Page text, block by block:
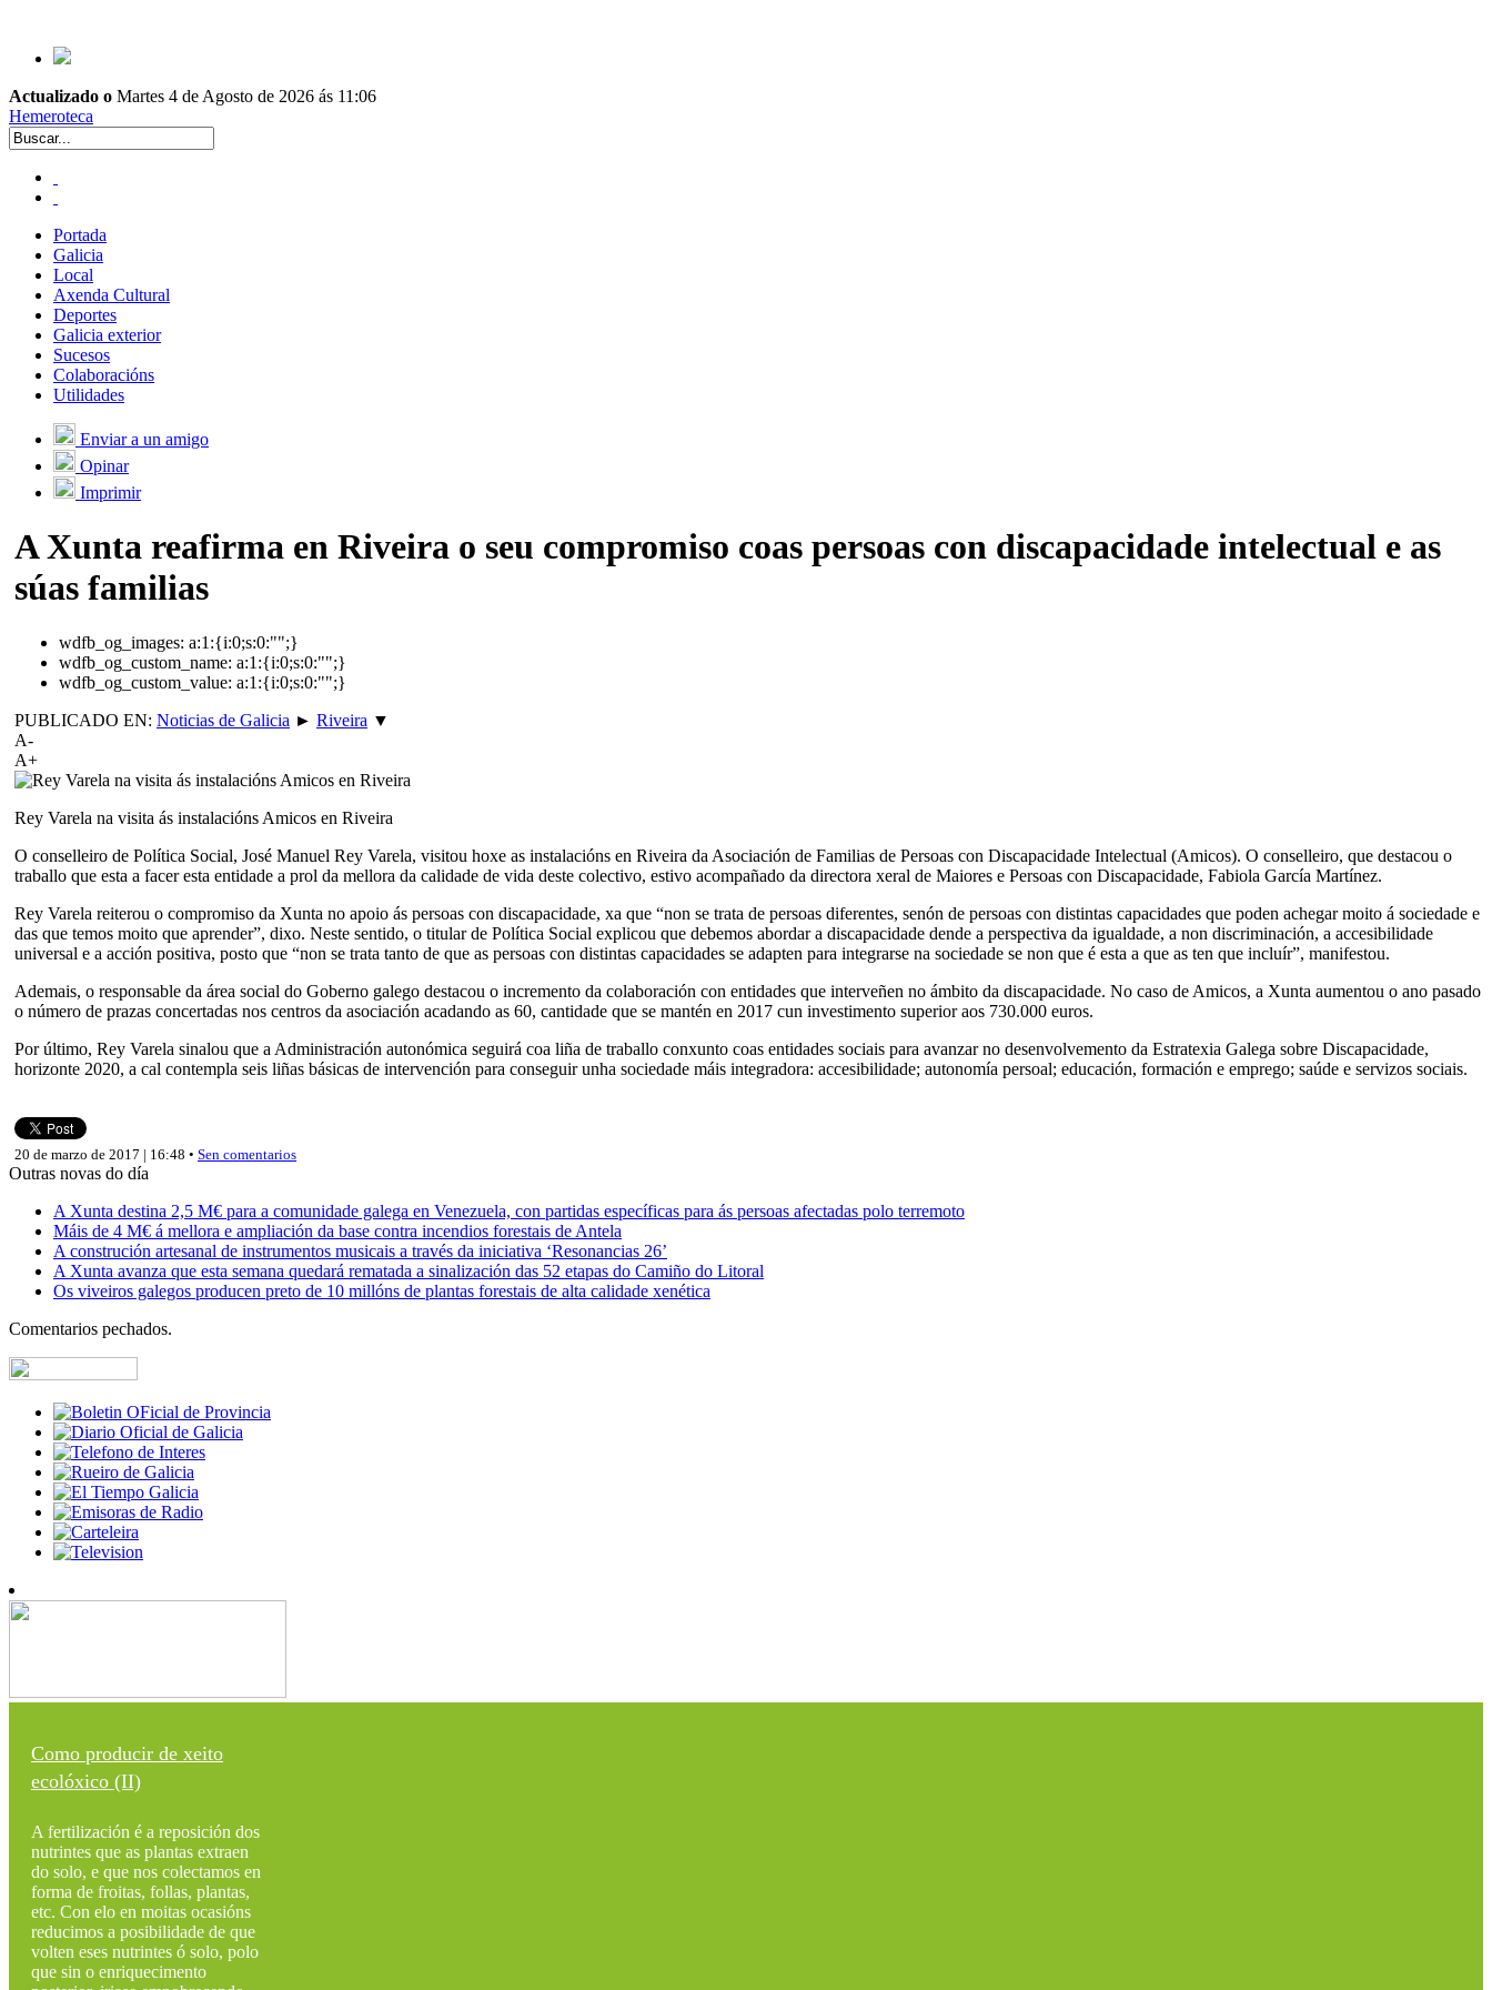
Actualizado o Martes 4 de Agosto de 2026 ás 11:06
Hemeroteca
Portada
Galicia
Local
Axenda Cultural
Deportes
Galicia exterior
Sucesos
Colaboracións
Utilidades
Enviar a un amigo
Opinar
Imprimir
A Xunta reafirma en Riveira o seu compromiso coas persoas con discapacidade intelectual e as
súas familias
wdfb_og_images: a:1:{i:0;s:0:"";}
wdfb_og_custom_name: a:1:{i:0;s:0:"";}
wdfb_og_custom_value: a:1:{i:0;s:0:"";}
PUBLICADO EN: Noticias de Galicia ► Riveira ▼
A-
A+
Rey Varela na visita ás instalacións Amicos en Riveira
O conselleiro de Política Social, José Manuel Rey Varela, visitou hoxe as instalacións en Riveira da Asociación de Familias de Persoas con Discapacidade Intelectual (Amicos). O conselleiro, que destacou o
traballo que esta a facer esta entidade a prol da mellora da calidade de vida deste colectivo, estivo acompañado da directora xeral de Maiores e Persoas con Discapacidade, Fabiola García Martínez.
Rey Varela reiterou o compromiso da Xunta no apoio ás persoas con discapacidade, xa que “non se trata de persoas diferentes, senón de persoas con distintas capacidades que poden achegar moito á sociedade e
das que temos moito que aprender”, dixo. Neste sentido, o titular de Política Social explicou que debemos abordar a discapacidade dende a perspectiva da igualdade, a non discriminación, a accesibilidade
universal e a acción positiva, posto que “non se trata tanto de que as persoas con distintas capacidades se adapten para integrarse na sociedade se non que é esta a que as ten que incluír”, manifestou.
Ademais, o responsable da área social do Goberno galego destacou o incremento da colaboración con entidades que interveñen no ámbito da discapacidade. No caso de Amicos, a Xunta aumentou o ano pasado
o número de prazas concertadas nos centros da asociación acadando as 60, cantidade que se mantén en 2017 cun investimento superior aos 730.000 euros.
Por último, Rey Varela sinalou que a Administración autonómica seguirá coa liña de traballo conxunto coas entidades sociais para avanzar no desenvolvemento da Estratexia Galega sobre Discapacidade,
horizonte 2020, a cal contempla seis liñas básicas de intervención para conseguir unha sociedade máis integradora: accesibilidade; autonomía persoal; educación, formación e emprego; saúde e servizos sociais.
20 de marzo de 2017 | 16:48 • Sen comentarios
Outras novas do día
A Xunta destina 2,5 M€ para a comunidade galega en Venezuela, con partidas específicas para ás persoas afectadas polo terremoto
Máis de 4 M€ á mellora e ampliación da base contra incendios forestais de Antela
A construción artesanal de instrumentos musicais a través da iniciativa ‘Resonancias 26’
A Xunta avanza que esta semana quedará rematada a sinalización das 52 etapas do Camiño do Litoral
Os viveiros galegos producen preto de 10 millóns de plantas forestais de alta calidade xenética
Comentarios pechados.
Como producir de xeito
ecolóxico (II)
A fertilización é a reposición dos
nutrintes que as plantas extraen
do solo, e que nos colectamos en
forma de froitas, follas, plantas,
etc. Con elo en moitas ocasións
reducimos a posibilidade de que
volten eses nutrintes ó solo, polo
que sin o enriquecimento